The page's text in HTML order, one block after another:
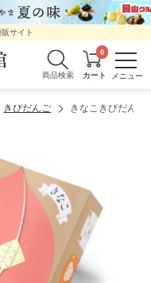
サイト
商品検索
0
きびだんご きなこきびだんご